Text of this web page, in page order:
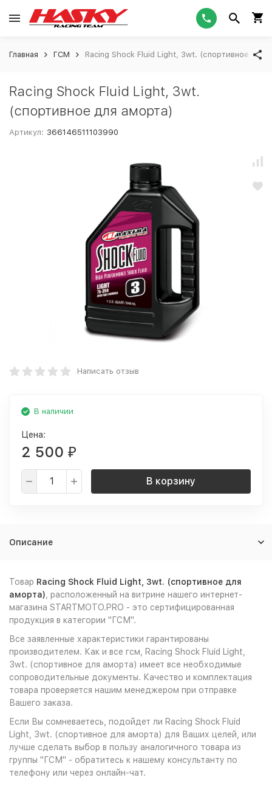
Главная ГСМ Racing Shock Fluid Light, 3wt. (спортивное для
Racing Shock Fluid Light, 3wt.
(спортивное для аморта)
Артикул: 366146511103990
Написать отзыв
В наличии
Цена:
2 500 ₽
В корзину
Описание
Товар Racing Shock Fluid Light, 3wt. (спортивное для
аморта) , расположенный на витрине нашего интернет-
магазина STARTMOTO.PRO - это сертифицированная
продукция в категории "ГСМ".
Все заявленные характеристики гарантированы
производителем. Как и все гсм, Racing Shock Fluid Light,
3wt. (спортивное для аморта) имеет все необходимые
сопроводительные документы. Качество и комплектация
товара проверяется нашим менеджером при отправке
Вашего заказа.
Если Вы сомневаетесь, подойдет ли Racing Shock Fluid
Light, 3wt. (спортивное для аморта) для Ваших целей, или
лучше сделать выбор в пользу аналогичного товара из
группы "ГСМ" - обратитесь к нашему консультанту по
телефону или через онлайн-чат.